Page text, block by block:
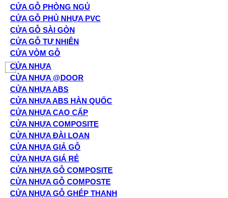
CỬA GỖ PHÒNG NGỦ
CỬA GỖ PHỦ NHỰA PVC
CỬA GỖ SÀI GÒN
CỬA GỖ TỰ NHIÊN
CỬA VÒM GỖ
CỬA NHỰA
CỬA NHỰA @DOOR
CỬA NHỰA ABS
CỬA NHỰA ABS HÀN QUỐC
CỬA NHỰA CAO CẤP
CỬA NHỰA COMPOSITE
CỬA NHỰA ĐÀI LOAN
CỬA NHỰA GIẢ GỖ
CỬA NHỰA GIÁ RẺ
CỬA NHỰA GỖ COMPOSITE
CỬA NHỰA GỖ COMPOSTE
CỬA NHỰA GỖ GHÉP THANH